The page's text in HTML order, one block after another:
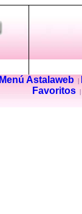
Menú Astalaweb|
Favoritos